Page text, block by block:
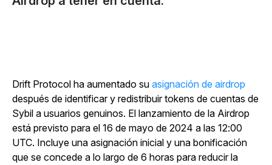
Drift Protocol ha aumentado su asignación de airdrop
después de identificar y redistribuir tokens de cuentas de
Sybil a usuarios genuinos. El lanzamiento de la Airdrop
está previsto para el 16 de mayo de 2024 a las 12:00
UTC. Incluye una asignación inicial y una bonificación
que se concede a lo largo de 6 horas para reducir la